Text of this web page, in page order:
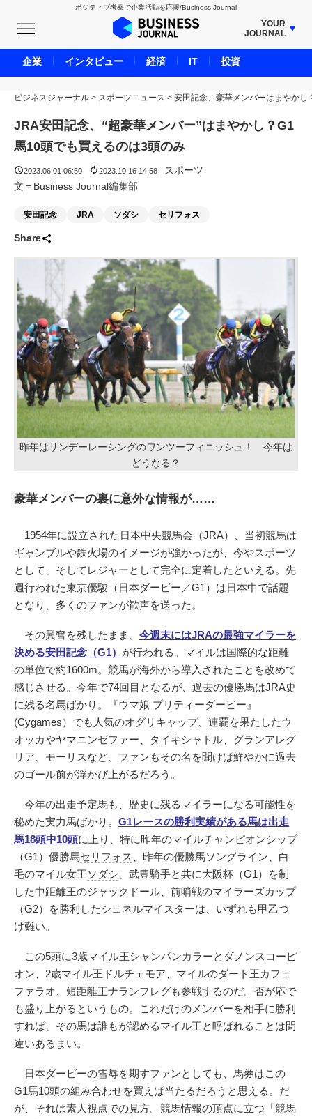
ポジティブ考察で企業活動を応援/Business Journal
YOUR
JOURNAL
BUSINESS JOURNAL
UNICORN JOURNAL
CARBON CREDITS JOURNAL
IVS JOURNAL
ENERGY MANAGEMENT JOURNAL
LIFE ENDING JOURNAL
BPaaS JOURNAL
ADOPTABLE DOG JOURNAL
ビジネスジャーナル > スポーツニュース > 安田記念、豪華メンバーはまやかし
JRA安田記念、“超豪華メンバー”はまやかし？G1
馬10頭でも買えるのは3頭のみ
2023.06.01 06:50 2023.10.16 14:58
スポーツ
文＝Business Journal編集部
安田記念 JRA ソダシ セリフォス
Share
昨年はサンデーレーシングのワンツーフィニッシュ！ 今年は
どうなる？
豪華メンバーの裏に意外な情報が……
1954年に設立された日本中央競馬会（JRA）、当初競馬は
ギャンブルや鉄火場のイメージが強かったが、今やスポーツ
として、そしてレジャーとして完全に定着したといえる。先
週行われた東京優駿（日本ダービー／G1）は日本中で話題
となり、多くのファンが歓声を送った。
その興奮を残したまま、 今週末にはJRAの最強マイラーを
決める安田記念（G1） が行われる。マイルは国際的な距離
の単位で約1600m。競馬が海外から導入されたことを改めて
感じさせる。今年で74回目となるが、過去の優勝馬はJRA史
に残る名馬ばかり。『ウマ娘 プリティーダービー』
(Cygames）でも人気のオグリキャップ、連覇を果たしたウ
オッカやヤマニンゼファー、タイキシャトル、グランアレグ
リア、モーリスなど、ファンもその名を聞けば鮮やかに過去
のゴール前が浮かび上がるだろう。
今年の出走予定馬も、歴史に残るマイラーになる可能性を
秘めた実力馬ばかり。 G1レースの勝利実績がある馬は出走
馬18頭中10頭に上り、特に昨年のマイルチャンピオンシップ
（G1）優勝馬セリフォス
、昨年の優勝馬ソングライン、白
毛のマイル女王ソダシ 、武豊騎手と共に大阪杯（G1）を制
した中距離王のジャックドール、前哨戦のマイラーズカップ
（G2）を勝利したシュネルマイスターは、いずれも甲乙つ
け難い。
この5頭に3歳マイル王シャンパンカラーとダノンスコーピ
オン、2歳マイル王ドルチェモア、マイルのダート王カフェ
ファラオ、短距離王ナランフレグも参戦するのだ。否が応で
も盛り上がるというもの。これだけのメンバーを相手に勝利
すれば、その馬は誰もが認めるマイル王と呼ばれることは間
違いあるまい。
日本ダービーの雪辱を期すファンとしても、馬券はこの
G1馬10頭の組み合わせを買えば当たるだろうと思える。だ
が、それは素人視点での見方。競馬情報の頂点に立つ「競馬
企業 インタビュー 経済 IT 投資